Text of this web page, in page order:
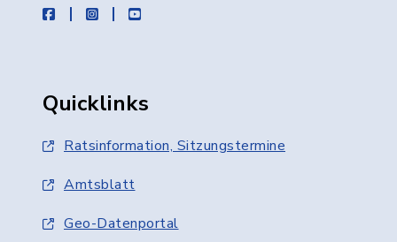
facebookinstagramyoutube
Quicklinks
Ratsinformation, Sitzungstermine
Amtsblatt
Geo-Datenportal